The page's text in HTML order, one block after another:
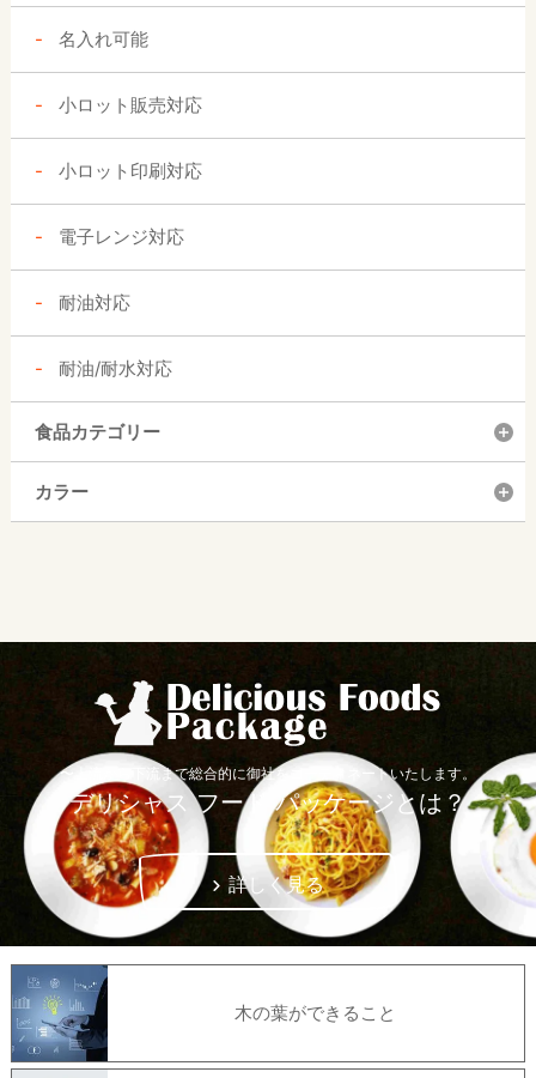
名入れ可能
小ロット販売対応
小ロット印刷対応
電子レンジ対応
耐油対応
耐油/耐水対応
食品カテゴリー
カラー
〜上流から下流まで総合的に御社をコーディネートいたします。
デリシャス フード パッケージとは？
詳しく見る
木の葉ができること